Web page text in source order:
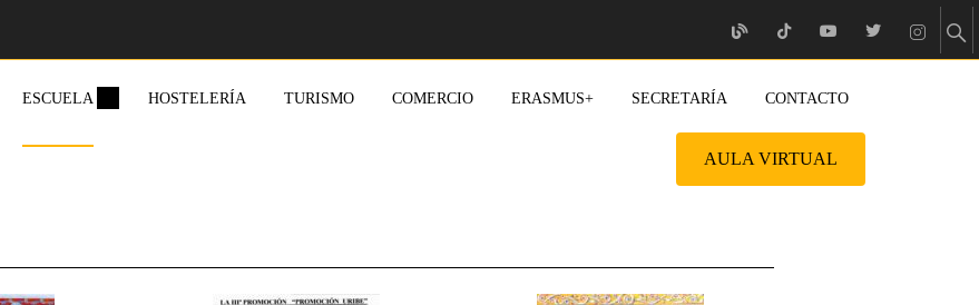
ESCUELA HOSTELERÍA TURISMO COMERCIO ERASMUS+ SECRETARÍA CONTACTO
AULA VIRTUAL